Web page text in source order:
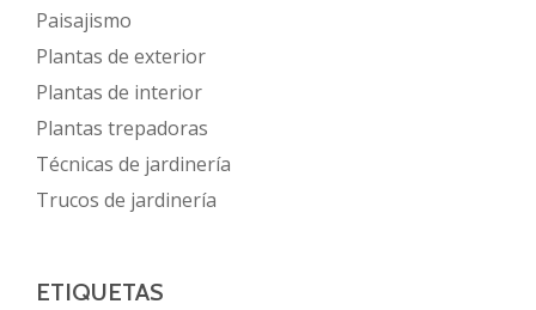
Paisajismo
Plantas de exterior
Plantas de interior
Plantas trepadoras
Técnicas de jardinería
Trucos de jardinería
ETIQUETAS